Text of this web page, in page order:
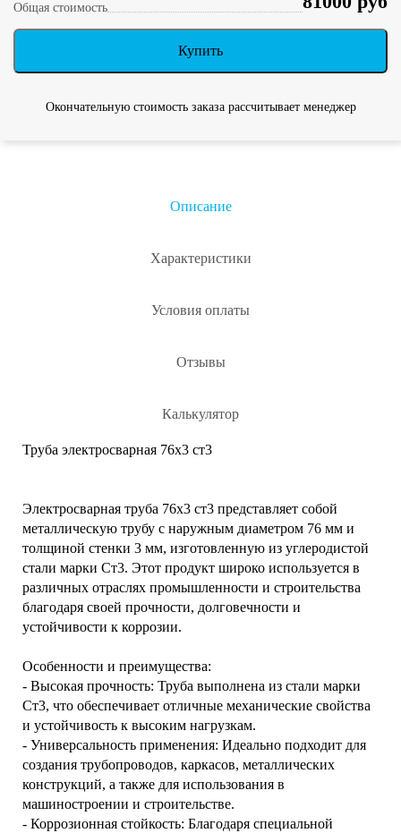
Общая стоимость
Купить
Окончательную стоимость заказа рассчитывает менеджер
Описание
Характеристики
Условия оплаты
Отзывы
Калькулятор
Труба электросварная 76х3 ст3
Электросварная труба 76х3 ст3 представляет собой
металлическую трубу с наружным диаметром 76 мм и
толщиной стенки 3 мм, изготовленную из углеродистой
стали марки Ст3. Этот продукт широко используется в
различных отраслях промышленности и строительства
благодаря своей прочности, долговечности и
устойчивости к коррозии.
Особенности и преимущества:
- Высокая прочность: Труба выполнена из стали марки
Ст3, что обеспечивает отличные механические свойства
и устойчивость к высоким нагрузкам.
- Универсальность применения: Идеально подходит для
создания трубопроводов, каркасов, металлических
конструкций, а также для использования в
машиностроении и строительстве.
- Коррозионная стойкость: Благодаря специальной